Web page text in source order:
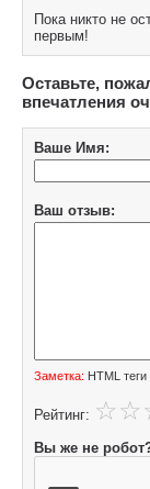
Пока никто не
первым!
Оставьте,
впечатления
Ваше Имя:
Ваш отзыв:
Заметка: HTML
Рейтинг:
Вы же не